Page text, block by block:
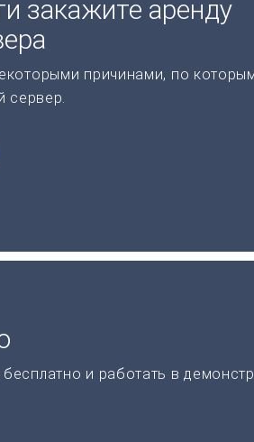
закажите аренду
причинами, по
сервер.
и работать в